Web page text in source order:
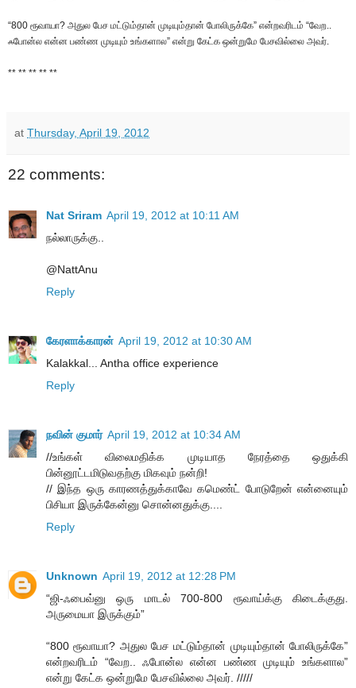
“800 ரூவாயா? அதுல பேச மட்டும்தான் முடியும்தான் போலிருக்கே” என்றவரிடம் “வேற..
ஃபோன்ல என்ன பண்ண முடியும் உங்களால” என்று கேட்க ஒன்றுமே பேசவில்லை அவர்.
** ** ** ** **
at Thursday, April 19, 2012
22 comments:
Nat Sriram April 19, 2012 at 10:11 AM
நல்லாருக்கு..
@NattAnu
Reply
கேரளாக்காரன் April 19, 2012 at 10:30 AM
Kalakkal... Antha office experience
Reply
நவின் குமார் April 19, 2012 at 10:34 AM
//உங்கள் விலைமதிக்க முடியாத நேரத்தை ஒதுக்கி
பின்னூட்டமிடுவதற்கு மிகவும் நன்றி!
// இந்த ஒரு காரணத்துக்காவே கமெண்ட் போடுறேன் என்னையும்
பிசியா இருக்கேன்னு சொன்னதுக்கு....
Reply
Unknown April 19, 2012 at 12:28 PM
“ஜி-ஃபைவ்னு ஒரு மாடல் 700-800 ரூவாய்க்கு கிடைக்குது.
அருமையா இருக்கும்”
“800 ரூவாயா? அதுல பேச மட்டும்தான் முடியும்தான் போலிருக்கே”
என்றவரிடம் “வேற.. ஃபோன்ல என்ன பண்ண முடியும் உங்களால”
என்று கேட்க ஒன்றுமே பேசவில்லை அவர். /////